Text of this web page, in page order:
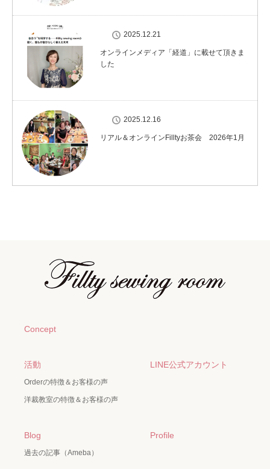
2025.12.21
オンラインメディア「経道」に載せて頂きま
した
2025.12.16
リアル＆オンラインFilltyお茶会 2026年1月
Concept
活動
Orderの特徴＆お客様の声
洋裁教室の特徴＆お客様の声
LINE公式アカウント
Blog
過去の記事（Ameba）
Profile